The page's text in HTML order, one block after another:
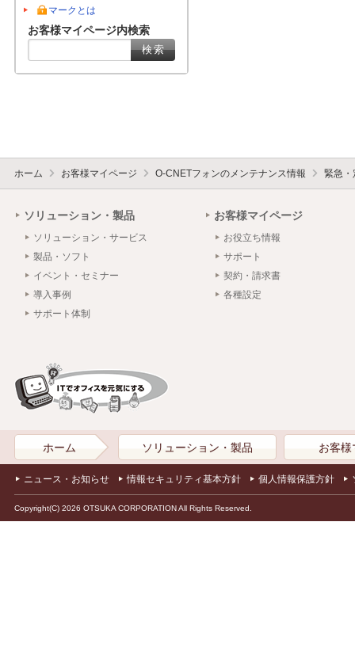
マークとは
お客様マイページ内検索
ホーム お客様マイページ O-CNETフォンのメンテナンス情報 緊急・
ソリューション・製品
ソリューション・サービス
製品・ソフト
イベント・セミナー
導入事例
サポート体制
お客様マイページ
お役立ち情報
サポート
契約・請求書
各種設定
ホーム ソリューション・製品 お客様
ニュース・お知らせ 情報セキュリティ基本方針 個人情報保護方針
Copyright(C) 2026 OTSUKA CORPORATION All Rights Reserved.